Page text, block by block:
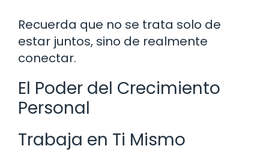
Recuerda que no se trata solo de
estar juntos, sino de realmente
conectar.
El Poder del Crecimiento
Personal
Trabaja en Ti Mismo